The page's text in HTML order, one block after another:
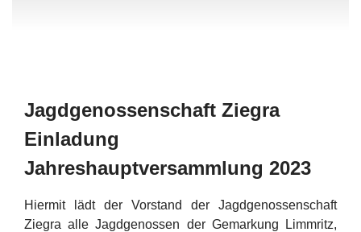
Jagdgenossenschaft Ziegra
Einladung
Jahreshauptversammlung 2023
Hiermit lädt der Vorstand der Jagdgenossenschaft
Ziegra alle Jagdgenossen der Gemarkung Limmritz,